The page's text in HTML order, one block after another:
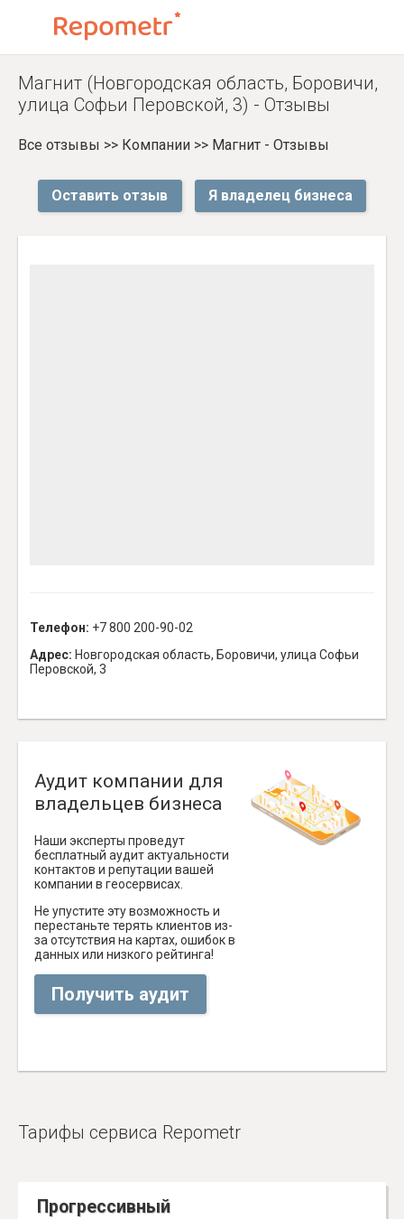
Магнит (Новгородская область, Боровичи,
улица Софьи Перовской, 3) - Отзывы
Все отзывы >> Компании >> Магнит - Отзывы
Оставить отзыв Я владелец бизнеса
Телефон: +7 800 200-90-02
Адрес: Новгородская область, Боровичи, улица Софьи
Перовской, 3
Аудит компании для
владельцев бизнеса
Наши эксперты проведут
бесплатный аудит актуальности
контактов и репутации вашей
компании в геосервисах.
Не упустите эту возможность и
перестаньте терять клиентов из-
за отсутствия на картах, ошибок в
данных или низкого рейтинга!
Получить аудит
Тарифы сервиса Repometr
Прогрессивный